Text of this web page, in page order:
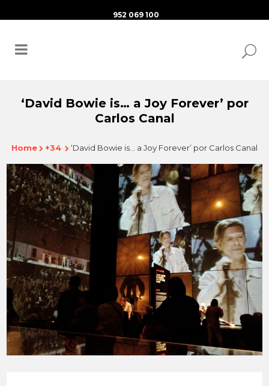
952 069 100
‘David Bowie is… a Joy Forever’ por
Carlos Canal
Home +34 ‘David Bowie is… a Joy Forever’ por Carlos Canal